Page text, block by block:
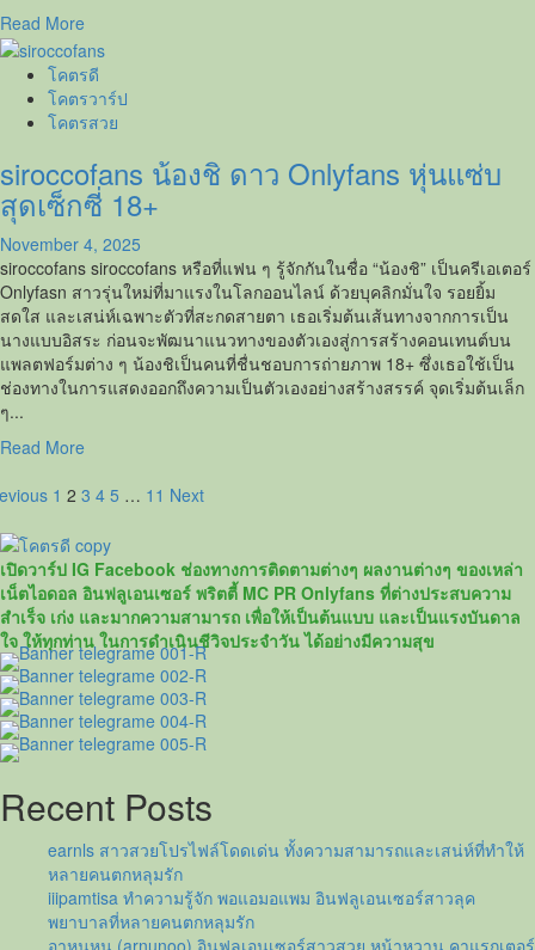
Read More
more
about
Bunny
Ged
แบบ
สาว
หน้า
สวย
เซ็กซี่
หุ่น
แซ่บ
จาก
Playboy
Thailand
โคตรดี
โคตรวาร์ป
โคตรสวย
siroccofans น้องชิ ดาว Onlyfans หุ่นแซ่บ
สุดเซ็กซี่ 18+
November 4, 2025
siroccofans siroccofans หรือที่แฟน ๆ รู้จักกันในชื่อ “น้องชิ” เป็นครีเอเตอร์
Onlyfasn สาวรุ่นใหม่ที่มาแรงในโลกออนไลน์ ด้วยบุคลิกมั่นใจ รอยยิ้ม
สดใส และเสน่ห์เฉพาะตัวที่สะกดสายตา เธอเริ่มต้นเส้นทางจากการเป็น
นางแบบอิสระ ก่อนจะพัฒนาแนวทางของตัวเองสู่การสร้างคอนเทนต์บน
แพลตฟอร์มต่าง ๆ น้องชิเป็นคนที่ชื่นชอบการถ่ายภาพ 18+ ซึ่งเธอใช้เป็น
ช่องทางในการแสดงออกถึงความเป็นตัวเองอย่างสร้างสรรค์ จุดเริ่มต้นเล็ก
ๆ...
Read More
about
น้อง
ชิ
ดาว
Onlyfans
หุ่น
แซ่บ
สุด
เซ็กซี่
18+
1 2 3 4 5 … 11 Next
เปิดวาร์ป IG Facebook ช่องทางการติดตามต่างๆ ผลงานต่างๆ ของเหล่า
เน็ตไอดอล อินฟลูเอนเซอร์ พริตตี้ MC PR Onlyfans ที่ต่างประสบความ
สำเร็จ เก่ง และมากความสามารถ เพื่อให้เป็นต้นแบบ และเป็นแรงบันดาล
ใจ ให้ทุกท่าน ในการดำเนินชีวิจประจำวัน ได้อย่างมีความสุข
Recent Posts
earnls สาวสวยโปรไฟล์โดดเด่น ทั้งความสามารถและเสน่ห์ที่ทำให้
หลายคนตกหลุมรัก
iiipamtisa ทำความรู้จัก พอแอมอแพม อินฟลูเอนเซอร์สาวลุค
พยาบาลที่หลายคนตกหลุมรัก
อาหนูหนู (arnunoo) อินฟลูเอนเซอร์สาวสวย หน้าหวาน คาแรกเตอร์